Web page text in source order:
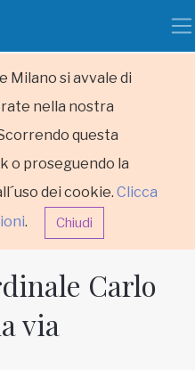
Milano si avvale di
nella nostra
questa
o proseguendo la
dei cookie. Clicca
. Chiudi
Carlo
via